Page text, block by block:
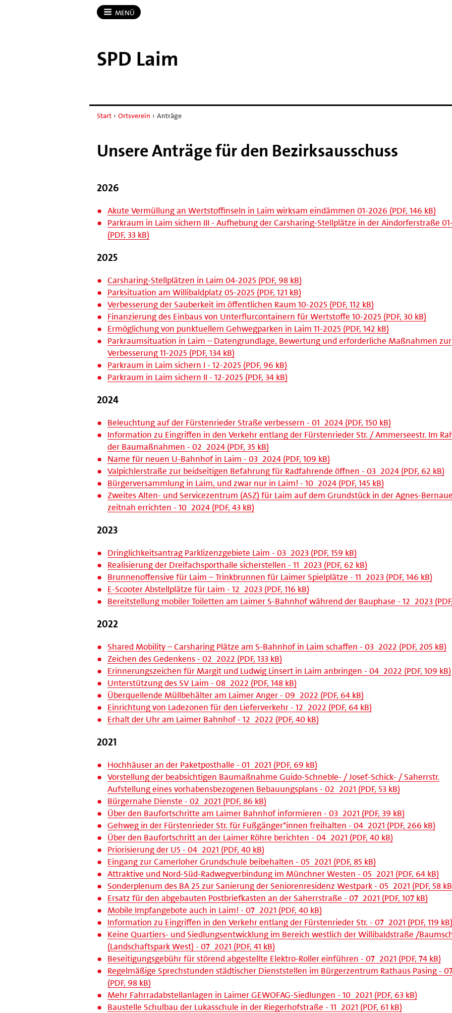
MENÜ
SPD Laim
Start › Ortsverein › Anträge
Unsere Anträge für den Bezirksausschuss
2026
Akute Vermüllung an Wertstoffinseln in Laim wirksam eindämmen 01-2026 (PDF, 146 kB)
Parkraum in Laim sichern III - Aufhebung der Carsharing-Stellplätze in der Aindorferstraße
(PDF, 33 kB)
2025
Carsharing-Stellplätzen in Laim 04-2025 (PDF, 98 kB)
Parksituation am Willibaldplatz 05-2025 (PDF, 121 kB)
Verbesserung der Sauberkeit im öffentlichen Raum 10-2025 (PDF, 112 kB)
Finanzierung des Einbaus von Unterflurcontainern für Wertstoffe 10-2025 (PDF, 30 kB)
Ermöglichung von punktuellem Gehwegparken in Laim 11-2025 (PDF, 142 kB)
Parkraumsituation in Laim – Datengrundlage, Bewertung und erforderliche Maßnahmen zur
Verbesserung 11-2025 (PDF, 134 kB)
Parkraum in Laim sichern I - 12-2025 (PDF, 96 kB)
Parkraum in Laim sichern II - 12-2025 (PDF, 34 kB)
2024
Beleuchtung auf der Fürstenrieder Straße verbessern - 01_2024 (PDF, 150 kB)
Information zu Eingriffen in den Verkehr entlang der Fürstenrieder Str. / Ammerseestr. Im
der Baumaßnahmen - 02_2024 (PDF, 35 kB)
Name für neuen U-Bahnhof in Laim - 03_2024 (PDF, 109 kB)
Valpichlerstraße zur beidseitigen Befahrung für Radfahrende öffnen - 03_2024 (PDF, 62 kB)
Bürgerversammlung in Laim, und zwar nur in Laim! - 10_2024 (PDF, 145 kB)
Zweites Alten- und Servicezentrum (ASZ) für Laim auf dem Grundstück in der Agnes-
zeitnah errichten - 10_2024 (PDF, 43 kB)
2023
Dringlichkeitsantrag Parklizenzgebiete Laim - 03_2023 (PDF, 159 kB)
Realisierung der Dreifachsporthalle sicherstellen - 11_2023 (PDF, 62 kB)
Brunnenoffensive für Laim – Trinkbrunnen für Laimer Spielplätze - 11_2023 (PDF, 146 kB)
E-Scooter Abstellplätze für Laim - 12_2023 (PDF, 116 kB)
Bereitstellung mobiler Toiletten am Laimer S-Bahnhof während der Bauphase - 12_2023
2022
Shared Mobility – Carsharing Plätze am S-Bahnhof in Laim schaffen - 03_2022 (PDF, 205 kB)
Zeichen des Gedenkens - 02_2022 (PDF, 133 kB)
Erinnerungszeichen für Margit und Ludwig Linsert in Laim anbringen - 04_2022 (PDF, 109 kB)
Unterstützung des SV Laim - 08_2022 (PDF, 148 kB)
Überquellende Müllbehälter am Laimer Anger - 09_2022 (PDF, 64 kB)
Einrichtung von Ladezonen für den Lieferverkehr - 12_2022 (PDF, 64 kB)
Erhalt der Uhr am Laimer Bahnhof - 12_2022 (PDF, 40 kB)
2021
Hochhäuser an der Paketposthalle - 01_2021 (PDF, 69 kB)
Vorstellung der beabsichtigen Baumaßnahme Guido-Schneble- / Josef-Schick- / Saherrstr.
Aufstellung eines vorhabensbezogenen Bebauungsplans - 02_2021 (PDF, 53 kB)
Bürgernahe Dienste - 02_2021 (PDF, 86 kB)
Über den Baufortschritte am Laimer Bahnhof informieren - 03_2021 (PDF, 39 kB)
Gehweg in der Fürstenrieder Str. für Fußgänger*innen freihalten - 04_2021 (PDF, 266 kB)
Über den Baufortschritt an der Laimer Röhre berichten - 04_2021 (PDF, 40 kB)
Priorisierung der U5 - 04_2021 (PDF, 40 kB)
Eingang zur Camerloher Grundschule beibehalten - 05_2021 (PDF, 85 kB)
Attraktive und Nord-Süd-Radwegverbindung im Münchner Westen - 05_2021 (PDF, 64 kB)
Sonderplenum des BA 25 zur Sanierung der Seniorenresidenz Westpark - 05_2021 (PDF, 58
Ersatz für den abgebauten Postbriefkasten an der Saherrstraße - 07_2021 (PDF, 107 kB)
Mobile Impfangebote auch in Laim! - 07_2021 (PDF, 40 kB)
Information zu Eingriffen in den Verkehr entlang der Fürstenrieder Str. - 07_2021 (PDF, 119
Keine Quartiers- und Siedlungsentwicklung im Bereich westlich der Willibaldstraße /
(Landschaftspark West) - 07_2021 (PDF, 41 kB)
Beseitigungsgebühr für störend abgestellte Elektro-Roller einführen - 07_2021 (PDF, 74 kB)
Regelmäßige Sprechstunden städtischer Dienststellen im Bürgerzentrum Rathaus Pasing -
(PDF, 98 kB)
Mehr Fahrradabstellanlagen in Laimer GEWOFAG-Siedlungen - 10_2021 (PDF, 63 kB)
Baustelle Schulbau der Lukasschule in der Riegerhofstraße - 11_2021 (PDF, 61 kB)